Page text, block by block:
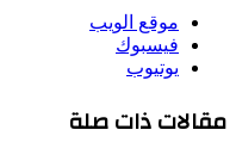
موقع الويب
فيسبوك
يوتيوب
مقالات ذات صلة